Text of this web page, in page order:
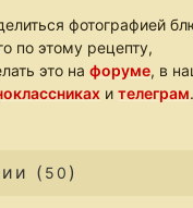
фотографией
по этому рецепту,
это нафоруме, в
ителеграм.
( 50 )